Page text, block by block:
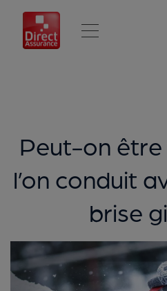
Peut-on être
l’on conduit
brise